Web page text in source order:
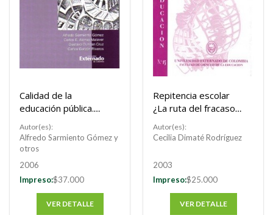
Calidad de la
educación pública.
gestión de los
colegios en
concesión en Bogotá
Autor(es):
Alfredo Sarmiento Gómez y
otros
2006
Impreso:$37.000
VER DETALLE
Repitencia escolar
¿La ruta del fracaso
académico?
Autor(es):
Cecilia Dimaté Rodríguez
2003
Impreso:$25.000
VER DETALLE